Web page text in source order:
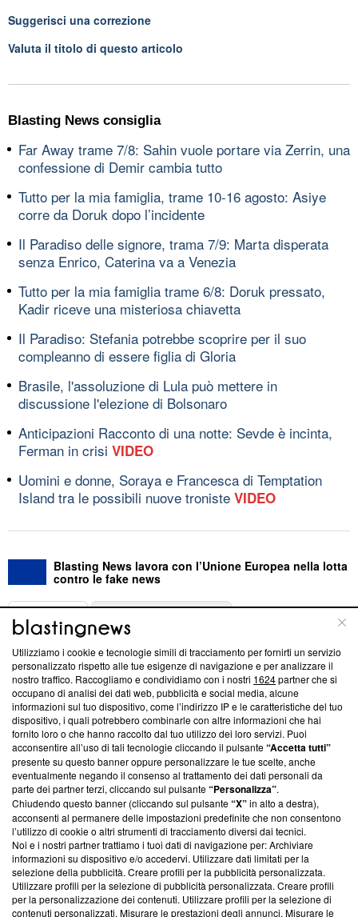
Suggerisci una correzione
Valuta il titolo di questo articolo
Blasting News consiglia
Far Away trame 7/8: Sahin vuole portare via Zerrin, una
confessione di Demir cambia tutto
Tutto per la mia famiglia, trame 10-16 agosto: Asiye
corre da Doruk dopo l’incidente
Il Paradiso delle signore, trama 7/9: Marta disperata
senza Enrico, Caterina va a Venezia
Tutto per la mia famiglia trame 6/8: Doruk pressato,
Kadir riceve una misteriosa chiavetta
Il Paradiso: Stefania potrebbe scoprire per il suo
compleanno di essere figlia di Gloria
Brasile, l'assoluzione di Lula può mettere in
discussione l'elezione di Bolsonaro
Anticipazioni Racconto di una notte: Sevde è incinta,
Ferman in crisi VIDEO
Uomini e donne, Soraya e Francesca di Temptation
Island tra le possibili nuove troniste VIDEO
Blasting News lavora con l’Unione Europea nella lotta
contro le fake news
ABOUT
Questa sezione offre informazioni trasparenti su Blasting
News, sui nostri processi editoriali e su come ci impegniamo a
creare news di qualità. Inoltre, afferma la nostra aderenza a
‘Trust Project - News with Integrity’Blasting News non è
ancora membro del programma, ma ha richiesto di farne
parte; Trust Project non ha ancora effettuato una verifica di
conformità agli standard.
Su di noi
Team editoriale
Corporate
Redazione
Informativa Privacy
Utilizziamo i cookie e tecnologie simili di tracciamento per fornirti un servizio
personalizzato rispetto alle tue esigenze di navigazione e per analizzare il
nostro traffico. Raccogliamo e condividiamo con i nostri 1624partner che si
occupano di analisi dei dati web, pubblicità e social media, alcune
informazioni sul tuo dispositivo, come l’indirizzo IP e le caratteristiche del tuo
dispositivo, i quali potrebbero combinarle con altre informazioni che hai
fornito loro o che hanno raccolto dal tuo utilizzo dei loro servizi. Puoi
acconsentire all’uso di tali tecnologie cliccando il pulsante“Accetta tutti”
presente su questo banner oppure personalizzare le tue scelte, anche
eventualmente negando il consenso al trattamento dei dati personali da
parte dei partner terzi, cliccando sul pulsante“Personalizza”.
Chiudendo questo banner (cliccando sul pulsante“X”in alto a destra),
acconsenti al permanere delle impostazioni predefinite che non consentono
l’utilizzo di cookie o altri strumenti di tracciamento diversi dai tecnici.
Noi e i nostri partner trattiamo i tuoi dati di navigazione per: Archiviare
informazioni su dispositivo e/o accedervi. Utilizzare dati limitati per la
selezione della pubblicità. Creare profili per la pubblicità personalizzata.
Utilizzare profili per la selezione di pubblicità personalizzata. Creare profili
per la personalizzazione dei contenuti. Utilizzare profili per la selezione di
contenuti personalizzati. Misurare le prestazioni degli annunci. Misurare le